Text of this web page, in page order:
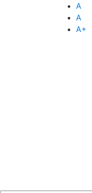
А
А
А+